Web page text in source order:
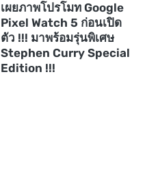
เผยภาพโปรโมท Google
Pixel Watch 5 ก่อนเปิด
ตัว !!! มาพร้อมรุ่นพิเศษ
Stephen Curry Special
Edition !!!